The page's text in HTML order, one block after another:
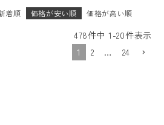
着順 価格が安い順 価格が高い順
478件中 1 -20件表示
1
2 … 24